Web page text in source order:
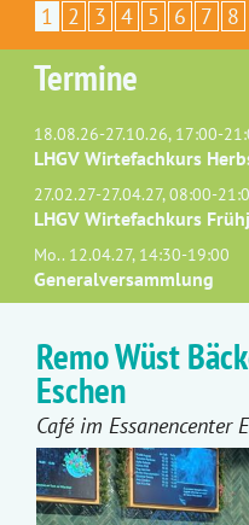
1 2 3 4 5 6 7 8
Termine
18.08.26-27.10.26, 17:00-
LHGV Wirtefachkurs
27.02.27-27.04.27, 08:00-
LHGV Wirtefachkurs
Mo.. 12.04.27, 14:30-19:00
Generalversammlung
Remo Wüst
Eschen
Café im Essanencenter